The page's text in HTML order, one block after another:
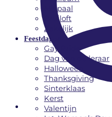
Mijlpaal
Bruiloft
Zakelijk
Feestdagen
Gay Pride
Dag van de leraar
Halloween
Thanksgiving
Sinterklaas
Kerst
Valentijn